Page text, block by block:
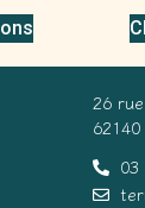
26
62140
03